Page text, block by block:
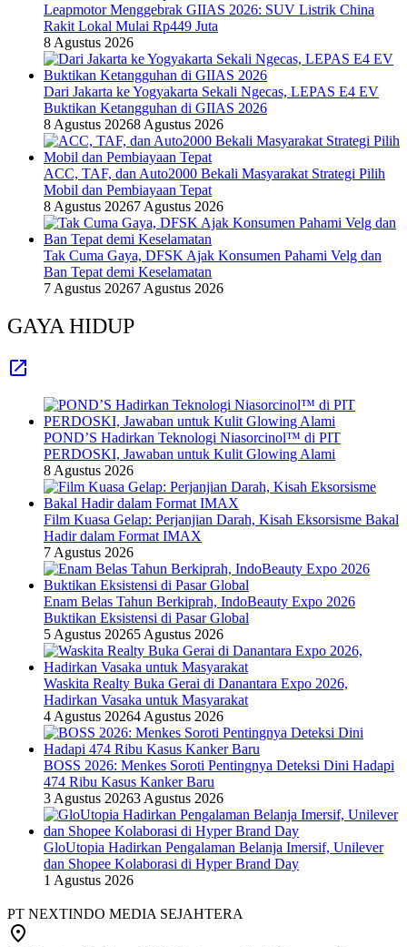
Leapmotor Menggebrak GIIAS 2026: SUV Listrik China
Rakit Lokal Mulai Rp449 Juta
8 Agustus 2026
Dari Jakarta ke Yogyakarta Sekali Ngecas, LEPAS E4 EV
Buktikan Ketangguhan di GIIAS 2026
8 Agustus 20268 Agustus 2026
ACC, TAF, dan Auto2000 Bekali Masyarakat Strategi Pilih
Mobil dan Pembiayaan Tepat
8 Agustus 20267 Agustus 2026
Tak Cuma Gaya, DFSK Ajak Konsumen Pahami Velg dan
Ban Tepat demi Keselamatan
7 Agustus 20267 Agustus 2026
GAYA HIDUP
POND’S Hadirkan Teknologi Niasorcinol™ di PIT
PERDOSKI, Jawaban untuk Kulit Glowing Alami
8 Agustus 2026
Film Kuasa Gelap: Perjanjian Darah, Kisah Eksorsisme Bakal
Hadir dalam Format IMAX
7 Agustus 2026
Enam Belas Tahun Berkiprah, IndoBeauty Expo 2026
Buktikan Eksistensi di Pasar Global
5 Agustus 20265 Agustus 2026
Waskita Realty Buka Gerai di Danantara Expo 2026,
Hadirkan Vasaka untuk Masyarakat
4 Agustus 20264 Agustus 2026
BOSS 2026: Menkes Soroti Pentingnya Deteksi Dini Hadapi
474 Ribu Kasus Kanker Baru
3 Agustus 20263 Agustus 2026
GloUtopia Hadirkan Pengalaman Belanja Imersif, Unilever
dan Shopee Kolaborasi di Hyper Brand Day
1 Agustus 2026
PT NEXTINDO MEDIA SEJAHTERA